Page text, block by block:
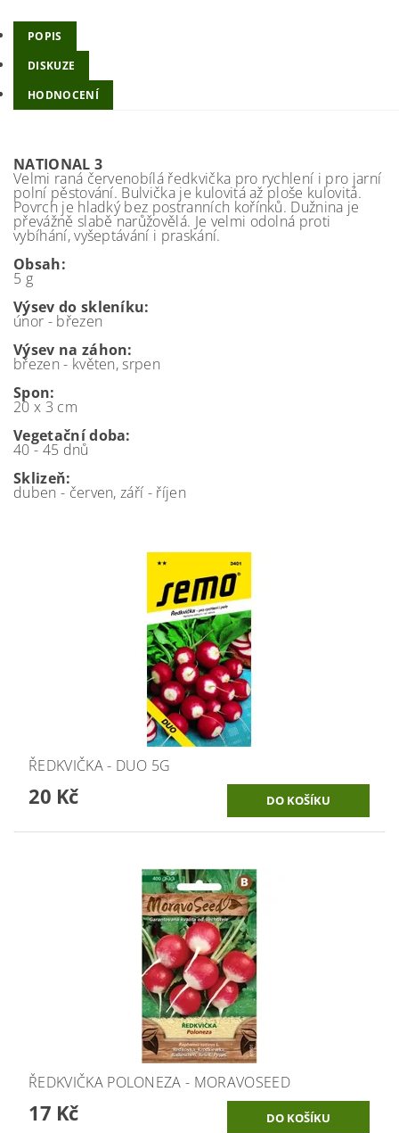
POPIS
DISKUZE
HODNOCENÍ
NATIONAL 3
Velmi raná červenobílá ředkvička pro rychlení i pro jarní
polní pěstování. Bulvička je kulovitá až ploše kulovitá.
Povrch je hladký bez postranních kořínků. Dužnina je
převážně slabě narůžovělá. Je velmi odolná proti
vybíhání, vyšeptávání i praskání.
Obsah:
5 g
Výsev do skleníku:
únor - březen
Výsev na záhon:
březen - květen, srpen
Spon:
20 x 3 cm
Vegetační doba:
40 - 45 dnů
Sklizeň:
duben - červen, září - říjen
ŘEDKVIČKA - DUO 5G
20 Kč
ŘEDKVIČKA POLONEZA - MORAVOSEED
17 Kč